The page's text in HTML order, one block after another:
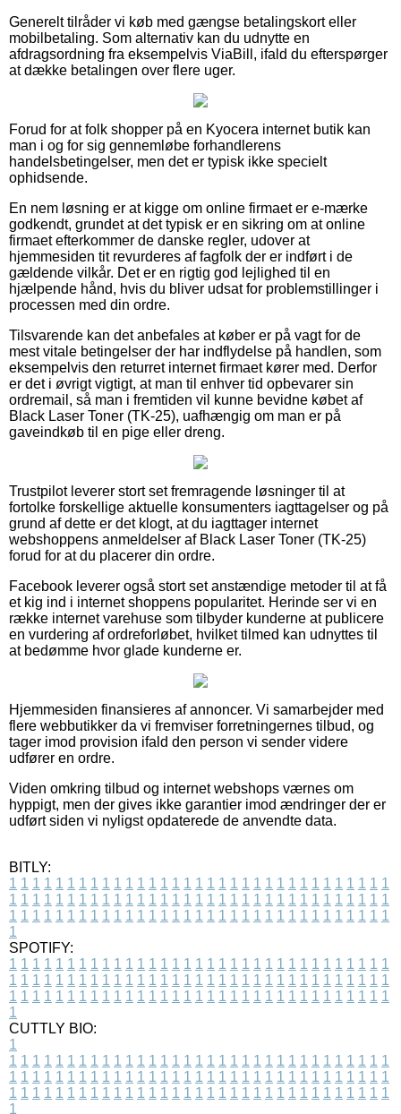
Generelt tilråder vi køb med gængse betalingskort eller
mobilbetaling. Som alternativ kan du udnytte en
afdragsordning fra eksempelvis ViaBill, ifald du efterspørger
at dække betalingen over flere uger.
Forud for at folk shopper på en Kyocera internet butik kan
man i og for sig gennemløbe forhandlerens
handelsbetingelser, men det er typisk ikke specielt
ophidsende.
En nem løsning er at kigge om online firmaet er e-mærke
godkendt, grundet at det typisk er en sikring om at online
firmaet efterkommer de danske regler, udover at
hjemmesiden tit revurderes af fagfolk der er indført i de
gældende vilkår. Det er en rigtig god lejlighed til en
hjælpende hånd, hvis du bliver udsat for problemstillinger i
processen med din ordre.
Tilsvarende kan det anbefales at køber er på vagt for de
mest vitale betingelser der har indflydelse på handlen, som
eksempelvis den returret internet firmaet kører med. Derfor
er det i øvrigt vigtigt, at man til enhver tid opbevarer sin
ordremail, så man i fremtiden vil kunne bevidne købet af
Black Laser Toner (TK-25), uafhængig om man er på
gaveindkøb til en pige eller dreng.
Trustpilot leverer stort set fremragende løsninger til at
fortolke forskellige aktuelle konsumenters iagttagelser og på
grund af dette er det klogt, at du iagttager internet
webshoppens anmeldelser af Black Laser Toner (TK-25)
forud for at du placerer din ordre.
Facebook leverer også stort set anstændige metoder til at få
et kig ind i internet shoppens popularitet. Herinde ser vi en
række internet varehuse som tilbyder kunderne at publicere
en vurdering af ordreforløbet, hvilket tilmed kan udnyttes til
at bedømme hvor glade kunderne er.
Hjemmesiden finansieres af annoncer. Vi samarbejder med
flere webbutikker da vi fremviser forretningernes tilbud, og
tager imod provision ifald den person vi sender videre
udfører en ordre.
Viden omkring tilbud og internet webshops værnes om
hyppigt, men der gives ikke garantier imod ændringer der er
udført siden vi nyligst opdaterede de anvendte data.
BITLY:
1 1 1 1 1 1 1 1 1 1 1 1 1 1 1 1 1 1 1 1 1 1 1 1 1 1 1 1 1 1 1 1 1
1 1 1 1 1 1 1 1 1 1 1 1 1 1 1 1 1 1 1 1 1 1 1 1 1 1 1 1 1 1 1 1 1
1 1 1 1 1 1 1 1 1 1 1 1 1 1 1 1 1 1 1 1 1 1 1 1 1 1 1 1 1 1 1 1 1
1
SPOTIFY:
1 1 1 1 1 1 1 1 1 1 1 1 1 1 1 1 1 1 1 1 1 1 1 1 1 1 1 1 1 1 1 1 1
1 1 1 1 1 1 1 1 1 1 1 1 1 1 1 1 1 1 1 1 1 1 1 1 1 1 1 1 1 1 1 1 1
1 1 1 1 1 1 1 1 1 1 1 1 1 1 1 1 1 1 1 1 1 1 1 1 1 1 1 1 1 1 1 1 1
1
CUTTLY BIO:
1
1 1 1 1 1 1 1 1 1 1 1 1 1 1 1 1 1 1 1 1 1 1 1 1 1 1 1 1 1 1 1 1 1
1 1 1 1 1 1 1 1 1 1 1 1 1 1 1 1 1 1 1 1 1 1 1 1 1 1 1 1 1 1 1 1 1
1 1 1 1 1 1 1 1 1 1 1 1 1 1 1 1 1 1 1 1 1 1 1 1 1 1 1 1 1 1 1 1 1
1